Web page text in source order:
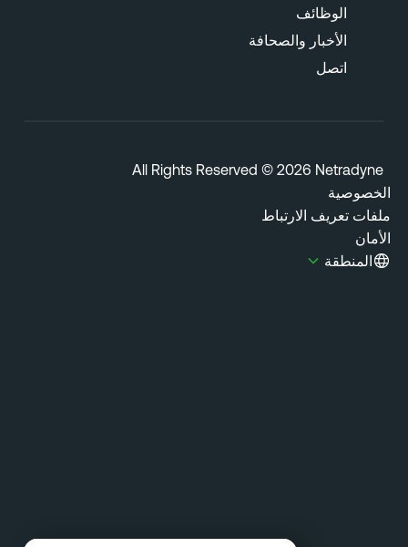
الوظائف
الأخبار والصحافة
اتصل
All Rights Reserved © 2026
تعريف الارتباط
المنطقة